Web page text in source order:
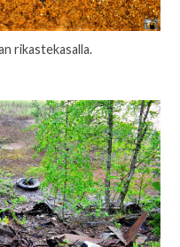
rikastekasalla.